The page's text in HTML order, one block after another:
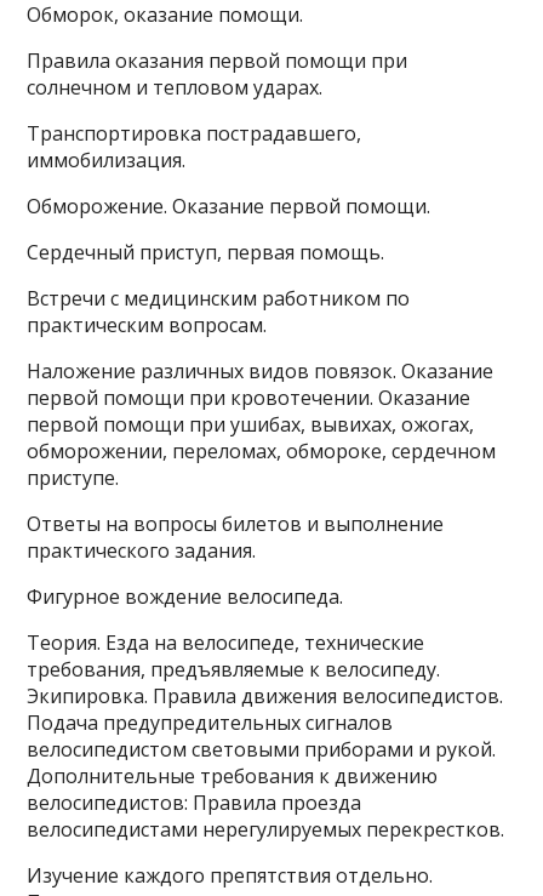
Обморок, оказание помощи.
Правила оказания первой помощи при
солнечном и тепловом ударах.
Транспортировка пострадавшего,
иммобилизация.
Обморожение. Оказание первой помощи.
Сердечный приступ, первая помощь.
Встречи с медицинским работником по
практическим вопросам.
Наложение различных видов повязок. Оказание
первой помощи при кровотечении. Оказание
первой помощи при ушибах, вывихах, ожогах,
обморожении, переломах, обмороке, сердечном
приступе.
Ответы на вопросы билетов и выполнение
практического задания.
Фигурное вождение велосипеда.
Теория. Езда на велосипеде, технические
требования, предъявляемые к велосипеду.
Экипировка. Правила движения велосипедистов.
Подача предупредительных сигналов
велосипедистом световыми приборами и рукой.
Дополнительные требования к движению
велосипедистов: Правила проезда
велосипедистами нерегулируемых перекрестков.
Изучение каждого препятствия отдельно.